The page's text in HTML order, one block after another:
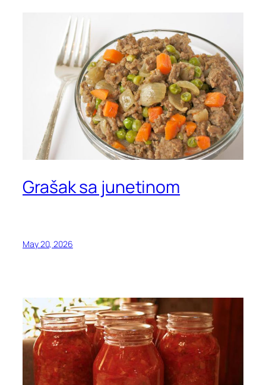
Grašak sa junetinom
May 20, 2026